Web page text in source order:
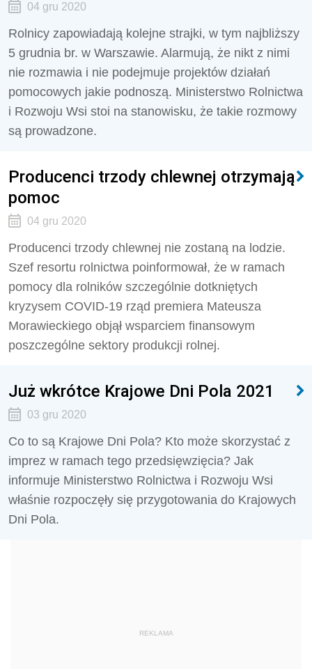
04 gru 2020
Rolnicy zapowiadają kolejne strajki, w tym najbliższy
5 grudnia br. w Warszawie. Alarmują, że nikt z nimi
nie rozmawia i nie podejmuje projektów działań
pomocowych jakie podnoszą. Ministerstwo Rolnictwa
i Rozwoju Wsi stoi na stanowisku, że takie rozmowy
są prowadzone.
Producenci trzody chlewnej otrzymają
pomoc
04 gru 2020
Producenci trzody chlewnej nie zostaną na lodzie.
Szef resortu rolnictwa poinformował, że w ramach
pomocy dla rolników szczególnie dotkniętych
kryzysem COVID-19 rząd premiera Mateusza
Morawieckiego objął wsparciem finansowym
poszczególne sektory produkcji rolnej.
Już wkrótce Krajowe Dni Pola 2021
03 gru 2020
Co to są Krajowe Dni Pola? Kto może skorzystać z
imprez w ramach tego przedsięwzięcia? Jak
informuje Ministerstwo Rolnictwa i Rozwoju Wsi
właśnie rozpoczęły się przygotowania do Krajowych
Dni Pola.
REKLAMA